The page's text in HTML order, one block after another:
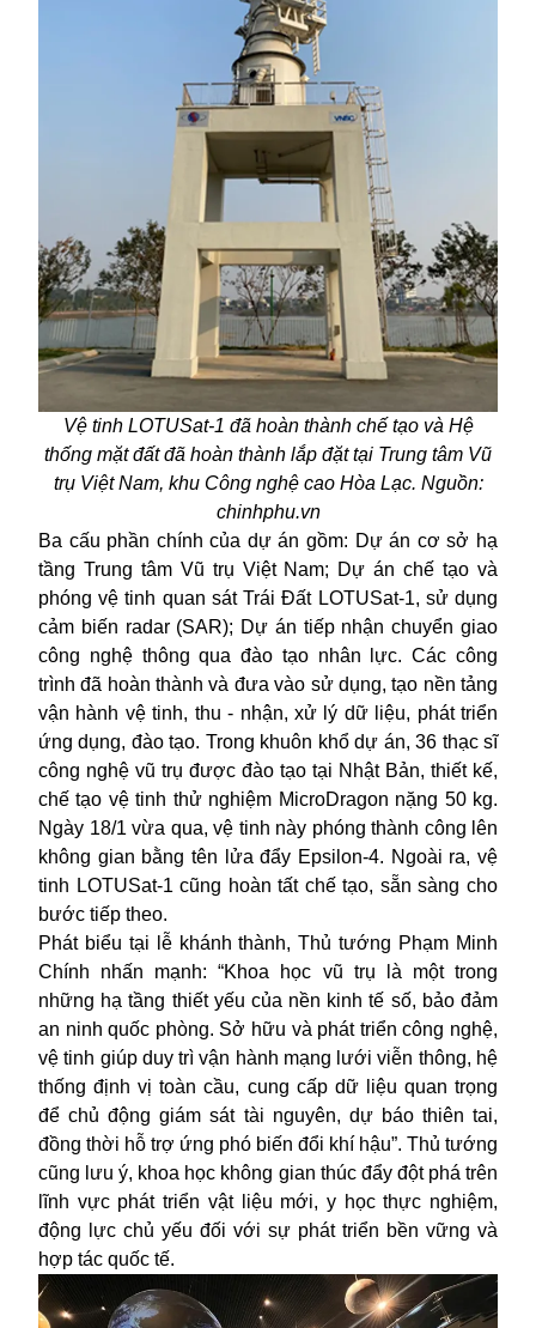
Vệ tinh LOTUSat-1 đã hoàn thành chế tạo và Hệ
thống mặt đất đã hoàn thành lắp đặt tại Trung tâm Vũ
trụ Việt Nam, khu Công nghệ cao Hòa Lạc. Nguồn:
chinhphu.vn
Ba cấu phần chính của dự án gồm: Dự án cơ sở hạ
tầng Trung tâm Vũ trụ Việt Nam; Dự án chế tạo và
phóng vệ tinh quan sát Trái Đất LOTUSat-1, sử dụng
cảm biến radar (SAR); Dự án tiếp nhận chuyển giao
công nghệ thông qua đào tạo nhân lực. Các công
trình đã hoàn thành và đưa vào sử dụng, tạo nền tảng
vận hành vệ tinh, thu - nhận, xử lý dữ liệu, phát triển
ứng dụng, đào tạo. Trong khuôn khổ dự án, 36 thạc sĩ
công nghệ vũ trụ được đào tạo tại Nhật Bản, thiết kế,
chế tạo vệ tinh thử nghiệm MicroDragon nặng 50 kg.
Ngày 18/1 vừa qua, vệ tinh này phóng thành công lên
không gian bằng tên lửa đẩy Epsilon-4. Ngoài ra, vệ
tinh LOTUSat-1 cũng hoàn tất chế tạo, sẵn sàng cho
bước tiếp theo.
Phát biểu tại lễ khánh thành, Thủ tướng Phạm Minh
Chính nhấn mạnh: “Khoa học vũ trụ là một trong
những hạ tầng thiết yếu của nền kinh tế số, bảo đảm
an ninh quốc phòng. Sở hữu và phát triển công nghệ,
vệ tinh giúp duy trì vận hành mạng lưới viễn thông, hệ
thống định vị toàn cầu, cung cấp dữ liệu quan trọng
để chủ động giám sát tài nguyên, dự báo thiên tai,
đồng thời hỗ trợ ứng phó biến đổi khí hậu”. Thủ tướng
cũng lưu ý, khoa học không gian thúc đẩy đột phá trên
lĩnh vực phát triển vật liệu mới, y học thực nghiệm,
động lực chủ yếu đối với sự phát triển bền vững và
hợp tác quốc tế.